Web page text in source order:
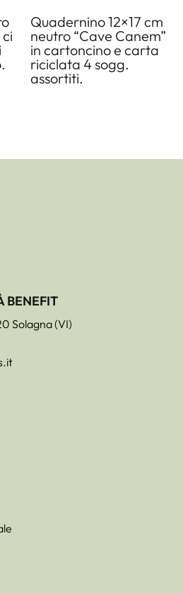
Quadernino 12×17 cm
neutro “Cave Canem”
in cartoncino e carta
riciclata 4 sogg.
assortiti.
BENEFIT
Solagna (VI)